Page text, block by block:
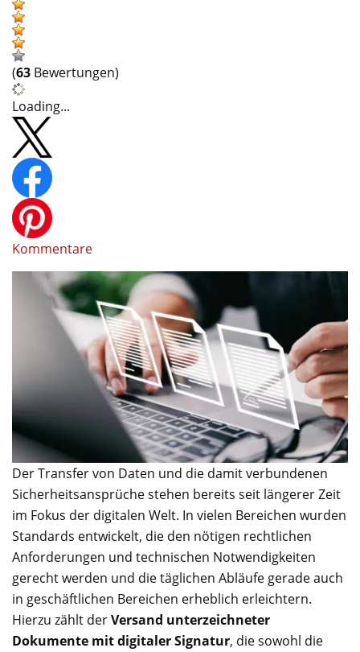
(63 Bewertungen)
Loading...
Kommentare
Der Transfer von Daten und die damit verbundenen
Sicherheitsansprüche stehen bereits seit längerer Zeit
im Fokus der digitalen Welt. In vielen Bereichen wurden
Standards entwickelt, die den nötigen rechtlichen
Anforderungen und technischen Notwendigkeiten
gerecht werden und die täglichen Abläufe gerade auch
in geschäftlichen Bereichen erheblich erleichtern.
Hierzu zählt derVersand unterzeichneter
Dokumente mit digitaler Signatur, die sowohl die